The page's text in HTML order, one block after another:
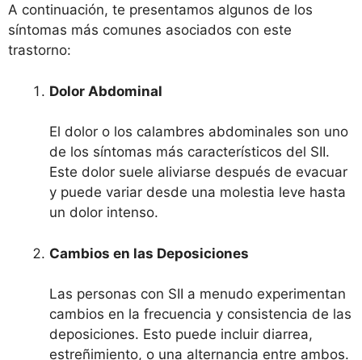
A continuación, te presentamos algunos de los
síntomas más comunes asociados con este
trastorno:
Dolor Abdominal
El dolor o los calambres abdominales son uno
de los síntomas más característicos del SII.
Este dolor suele aliviarse después de evacuar
y puede variar desde una molestia leve hasta
un dolor intenso.
Cambios en las Deposiciones
Las personas con SII a menudo experimentan
cambios en la frecuencia y consistencia de las
deposiciones. Esto puede incluir diarrea,
estreñimiento, o una alternancia entre ambos.